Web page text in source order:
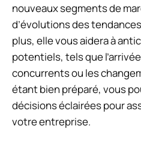
nouveaux segments de
d’évolutions des
plus, elle vous aidera à
potentiels, tels que
concurrents ou les
étant bien préparé, vous
décisions éclairées pour
votre entreprise.